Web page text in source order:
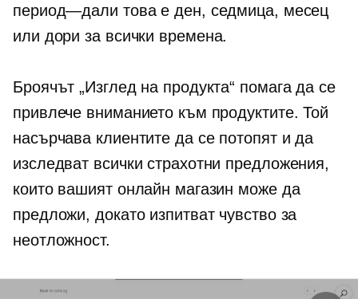
период—дали това е ден, седмица, месец
или дориза всички времена.
Броячът „Изглед на продукта“ помага да се
привлече вниманието към продуктите. Той
насърчава клиентите да се потопят и да
изследват всички страхотни предложения,
които вашият онлайн магазин може да
предложи, докато изпитват чувство за
неотложност.